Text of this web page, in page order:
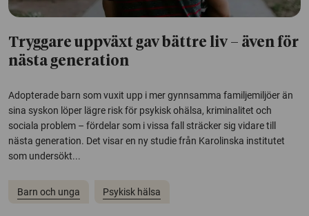
Tryggare uppväxt gav bättre liv – även för
nästa generation
Adopterade barn som vuxit upp i mer gynnsamma familjemiljöer än
sina syskon löper lägre risk för psykisk ohälsa, kriminalitet och
sociala problem – fördelar som i vissa fall sträcker sig vidare till
nästa generation. Det visar en ny studie från Karolinska institutet
som undersökt...
Barn och unga Psykisk hälsa